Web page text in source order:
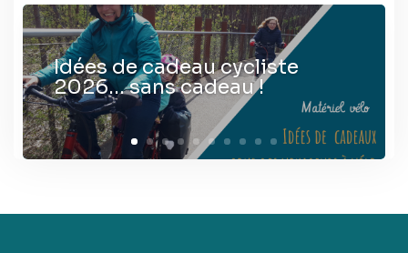
Idées de cadeau cycliste
2026… sans cadeau !